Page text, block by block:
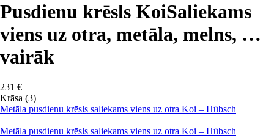
Pusdienu krēsls KoiSaliekams
viens uz otra, metāla, melns, …
vairāk
231 €
Krāsa (3)
Metāla pusdienu krēsls saliekams viens uz otra Koi – Hübsch
Metāla pusdienu krēsls saliekams viens uz otra Koi – Hübsch